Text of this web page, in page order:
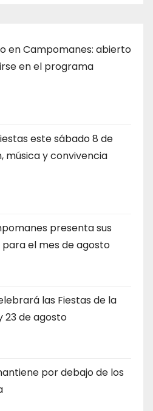
en Campomanes: abierto
en el programa
este sábado 8 de
música y convivencia
presenta sus
el mes de agosto
las Fiestas de la
23 de agosto
por debajo de los